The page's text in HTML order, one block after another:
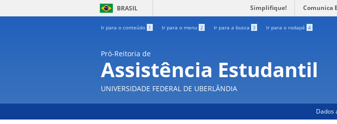
BRASIL Simplifique! Comunica
Ir para o conteúdo 1 Ir para o menu 2 Ir para a busca 3 Ir para o rodapé 4
Pró-Reitoria de
Assistência Estudantil
UNIVERSIDADE FEDERAL DE UBERLÂNDIA
Dados